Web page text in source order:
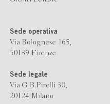
Sede operativa
Via Bolognese 165,
50139 Firenze
Sede legale
Via G.B.Pirelli 30,
20124 Milano